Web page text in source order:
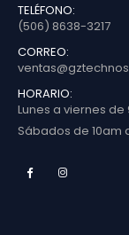
TELÉFONO:
(506) 8638-3217
CORREO:
HORARIO:
Lunes a viernes de
Sábados de 10am